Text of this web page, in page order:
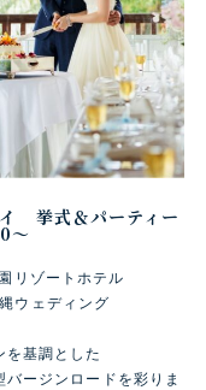
挙式＆パーティー
～
リゾートホテル
ウェディング
を基調とした
ージンロードを彩りま